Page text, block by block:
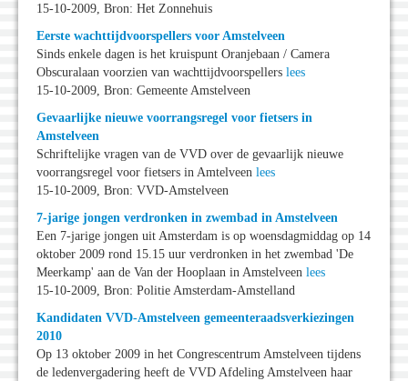
15-10-2009, Bron: Het Zonnehuis
Eerste wachttijdvoorspellers voor Amstelveen
Sinds enkele dagen is het kruispunt Oranjebaan / Camera
Obscuralaan voorzien van wachttijdvoorspellers lees
15-10-2009, Bron: Gemeente Amstelveen
Gevaarlijke nieuwe voorrangsregel voor fietsers in
Amstelveen
Schriftelijke vragen van de VVD over de gevaarlijk nieuwe
voorrangsregel voor fietsers in Amtelveen lees
15-10-2009, Bron: VVD-Amstelveen
7-jarige jongen verdronken in zwembad in Amstelveen
Een 7-jarige jongen uit Amsterdam is op woensdagmiddag op 14
oktober 2009 rond 15.15 uur verdronken in het zwembad 'De
Meerkamp' aan de Van der Hooplaan in Amstelveen lees
15-10-2009, Bron: Politie Amsterdam-Amstelland
Kandidaten VVD-Amstelveen gemeenteraadsverkiezingen
2010
Op 13 oktober 2009 in het Congrescentrum Amstelveen tijdens
de ledenvergadering heeft de VVD Afdeling Amstelveen haar